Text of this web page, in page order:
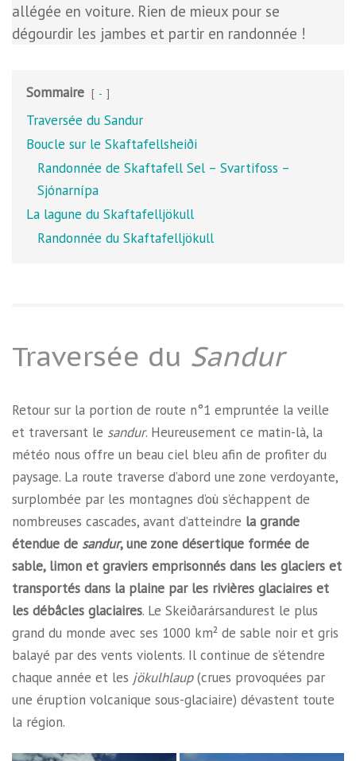
allégée en voiture. Rien de mieux pour se
dégourdir les jambes et partir en randonnée !
Sommaire -
Traversée du Sandur
Boucle sur le Skaftafellsheiði
Randonnée de Skaftafell Sel – Svartifoss –
Sjónarnípa
La lagune du Skaftafelljökull
Randonnée du Skaftafelljökull
Traversée du Sandur
Retour sur la portion de route n°1 empruntée la veille
et traversant le sandur. Heureusement ce matin-là, la
météo nous offre un beau ciel bleu afin de profiter du
paysage. La route traverse d’abord une zone verdoyante,
surplombée par les montagnes d’où s’échappent de
nombreuses cascades, avant d’atteindre la grande
étendue de sandur, une zone désertique formée de
sable, limon et graviers emprisonnés dans les glaciers et
transportés dans la plaine par les rivières glaciaires et
les débâcles glaciaires. Le Skeiðarársandurest le plus
grand du monde avec ses 1000 km² de sable noir et gris
balayé par des vents violents. Il continue de s’étendre
chaque année et les jökulhlaup(crues provoquées par
une éruption volcanique sous-glaciaire) dévastent toute
la région.